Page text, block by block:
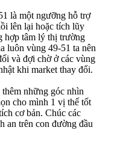
là một ngưỡng hỗ trợ
lên lại hoặc tích lũy
hợp tâm lý thị trường
luôn vùng 49-51 ta nên
và đợi chờ ở các vùng
khi market thay đổi.
những góc nhìn
cho mình 1 vị thế tốt
cơ bản. Chúc các
an trên con đường đầu